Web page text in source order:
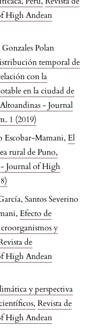
High Andean
Polan
temporal de
con la
en la ciudad de
- Journal
1 (2019)
Escobar-Mamani, El
rural de Puno,
- Journal of High
Santos Severino
Efecto de
y
de
High Andean
y perspectiva
, Revista de
High Andean